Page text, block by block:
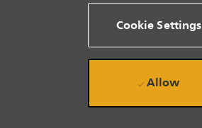
Cookie Settings
Allow